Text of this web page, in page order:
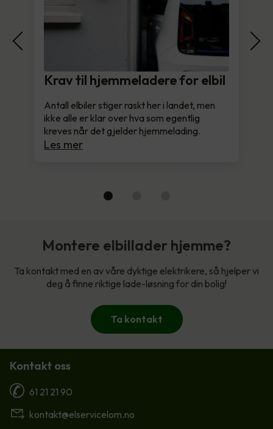
Krav til hjemmeladere for elbil
Antall elbiler stiger raskt her i landet, men
ikke alle er klar over hva som egentlig
kreves når det gjelder hjemmelading.
Les mer
Montere elbillader hjemme?
Ta kontakt med en av våre dyktige elektrikere, så hjelper vi
deg å finne riktige lade-løsning for din bolig!
Ta kontakt
Kontakt oss
61 21 21 90
kontakt@elservicelom.no